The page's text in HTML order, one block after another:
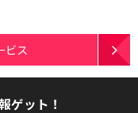
ビス
ゲット！